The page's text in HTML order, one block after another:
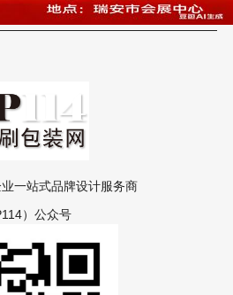
一站式品牌设计服务商
）公众号